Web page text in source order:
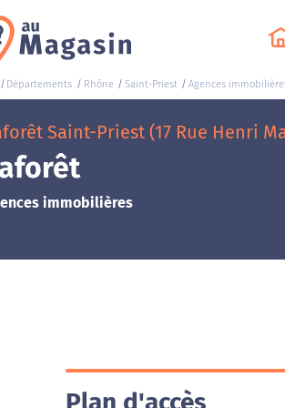
Départements Rhône Saint-Priest Agences
Saint-Priest (17 Rue Henri
immobilières